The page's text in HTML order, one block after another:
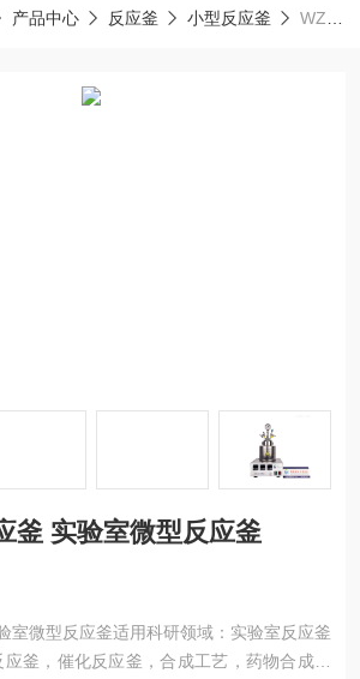
产品中心 反应釜 小型反应釜 WZC-250北京 平行反应釜 实验室微型反应釜
釜 实验室微型反应釜
室微型反应釜适用科研领域：实验室反应釜
釜，催化反应釜，合成工艺，药物合成，